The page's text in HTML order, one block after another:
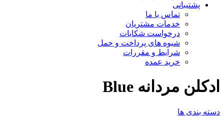
پشتیبانی
تماس با ما
خدمات مشتریان
درخواست شکایات
شیوه های پرداخت و حمل
شرایط و مقررات
خرید عمده
ادکلن مردانه Blue
دسته بندی ها